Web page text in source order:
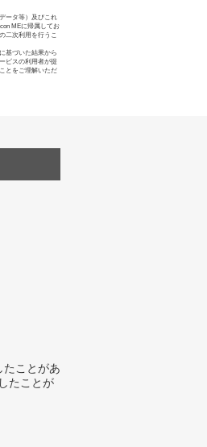
ータ等）及びこれ
MEに帰属してお
二次利用を行うこ
基づいた結果から
ビスの利用者が提
とをご理解いただ
たことがあ
たことが